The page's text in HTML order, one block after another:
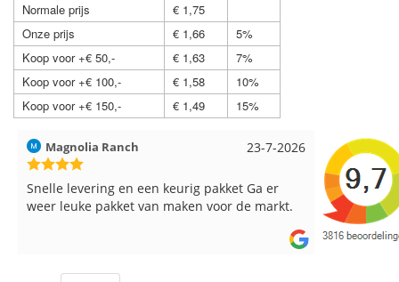
Normale prijs
€ 1,75
Onze prijs
€ 1,66
5%
Koop voor +€ 50,-
€ 1,63
7%
Koop voor +€ 100,-
€ 1,58
10%
Koop voor +€ 150,-
€ 1,49 15%
17-7-2026
Hilde uit Loyers
Reeds meerdere keren breigaren en
breinaalden besteld, altijd heel tevreden over
Loes uit
Snelle